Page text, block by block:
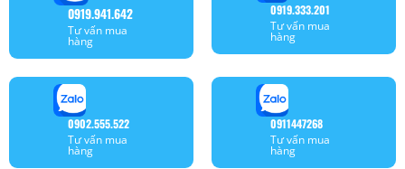
0919.941.642
Tư vấn mua
hàng
0919.333.201
Tư vấn mua
hàng
0902.555.522
Tư vấn mua
hàng
0911447268
Tư vấn mua
hàng